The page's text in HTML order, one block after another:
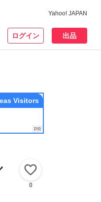
Yahoo! JAPAN
ログイン 出品
Visitors
0